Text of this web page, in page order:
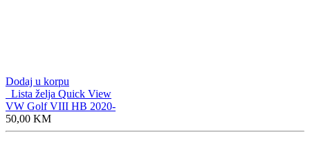
Dodaj u korpu
Lista želja Quick View
VW Golf VIII HB 2020-
50,00 KM